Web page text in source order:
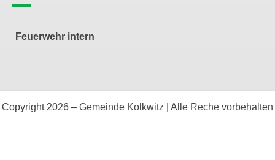
Feuerwehr intern
Copyright 2026 – Gemeinde Kolkwitz | Alle Reche vorbehalten